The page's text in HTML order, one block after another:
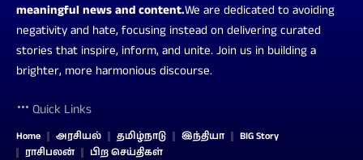
meaningful news and content.We are dedicated to avoiding
negativity and hate, focusing instead on delivering curated
stories that inspire, inform, and unite. Join us in building a
brighter, more harmonious discourse.
Quick Links
Home அரசியல் தமிழ்நாடு இந்தியா
BIG Story
ராசிபலன்
பிற செய்திகள்